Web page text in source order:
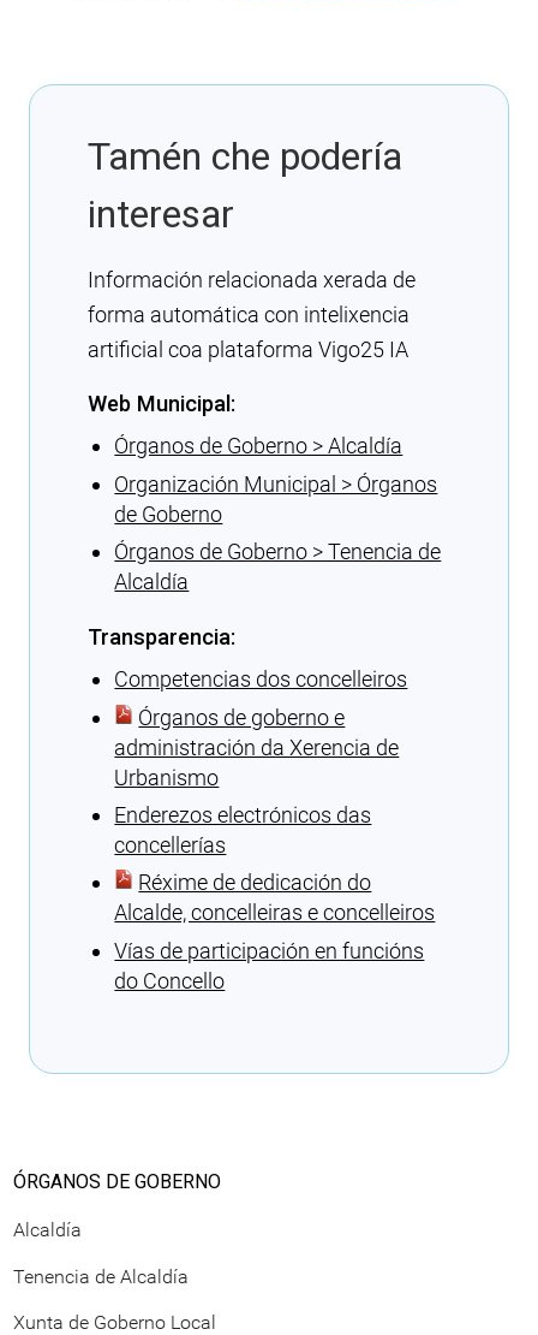
Tamén che podería
interesar
Información relacionada xerada de
forma automática con intelixencia
artificial coa plataforma Vigo25 IA
Web Municipal:
Órganos de Goberno > Alcaldía
Organización Municipal > Órganos
de Goberno
Órganos de Goberno > Tenencia de
Alcaldía
Transparencia:
Competencias dos concelleiros
Órganos de goberno e
administración da Xerencia de
Urbanismo
Enderezos electrónicos das
concellerías
Réxime de dedicación do
Alcalde, concelleiras e concelleiros
Vías de participación en funcións
do Concello
ÓRGANOS DE GOBERNO
Alcaldía
Tenencia de Alcaldía
Xunta de Goberno Local